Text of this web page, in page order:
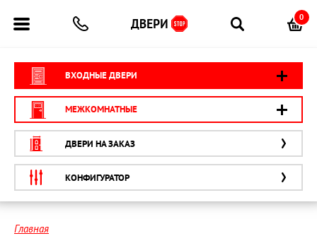
0
ВХОДНЫЕ ДВЕРИ
МЕЖКОМНАТНЫЕ
ДВЕРИ НА ЗАКАЗ
КОНФИГУРАТОР
Главная